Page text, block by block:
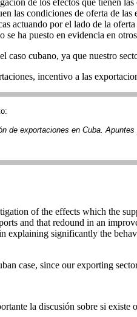
de los efectos que tienen
las condiciones de oferta de
actuando por el lado de la
ha puesto en evidencia en
caso cubano, ya que nuestro
incentivo a las
de exportaciones en Cuba.
of the effects which the
and that redound in an
explaining significantly the
case, since our exporting
la discusión sobre si